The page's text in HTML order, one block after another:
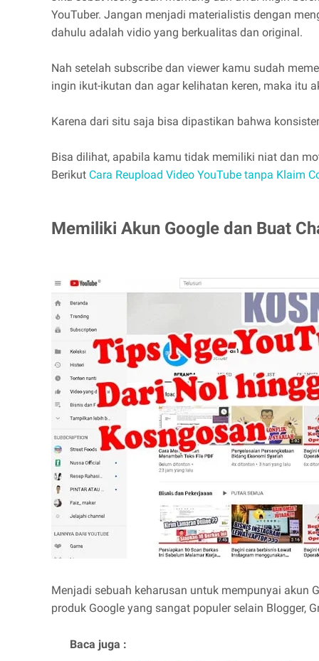
YouTuber. Jangan menjadi materialistis dengan
dahulu adalah vidio yang berkualitas dan original.
Nah setelah subscribe dan viewer kamu sudah
ingin ikut-ikutan dan agar kelihatan keren, maka itu
Karena dari situ saja bisa dipastikan bahwa
Bisa dilihat, apabila kamu tidak memiliki niat dan
Berikut Cara Reupload Video YouTube tanpa Klaim
Memiliki Akun Google dan Buat
Menjadi sebuah keharusan untuk mempunyai akun
produk Google yang sangat populer selain Blogger,
Baca juga :